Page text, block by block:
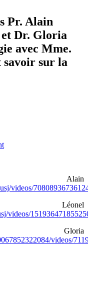
Pr. Alain
Dr. Gloria
avec Mme.
savoir sur la
videos/
videos/
videos/